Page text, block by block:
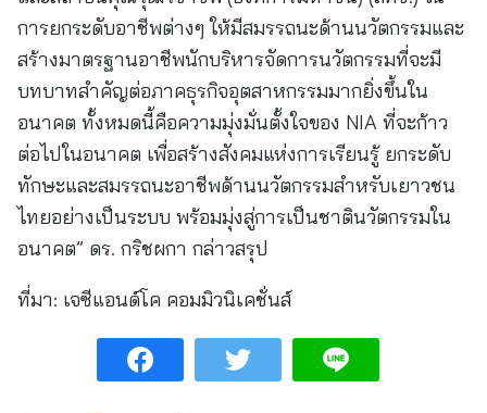
การยกระดับอาชีพต่างๆ ให้มีสมรรถนะด้านนวัตกรรมและ
สร้างมาตรฐานอาชีพนักบริหารจัดการนวัตกรรมที่จะมี
บทบาทสำคัญต่อภาคธุรกิจอุตสาหกรรมมากยิ่งขึ้นใน
อนาคต ทั้งหมดนี้คือความมุ่งมั่นตั้งใจของ NIA ที่จะก้าว
ต่อไปในอนาคต เพื่อสร้างสังคมแห่งการเรียนรู้ ยกระดับ
ทักษะและสมรรถนะอาชีพด้านนวัตกรรมสำหรับเยาวชน
ไทยอย่างเป็นระบบ พร้อมมุ่งสู่การเป็นชาตินวัตกรรมใน
อนาคต” ดร. กริชผกา กล่าวสรุป
ที่มา: เจซีแอนด์โค คอมมิวนิเคชั่นส์